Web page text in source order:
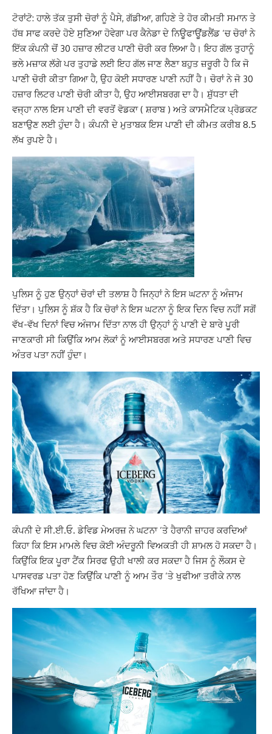
ਟੋਰਾਂਟੋ: ਹਾਲੇ ਤੱਕ ਤੁਸੀ ਚੋਰਾਂ ਨੂੰ ਪੈਸੇ, ਗੱਡੀਆ, ਗਹਿਣੇ ਤੇ ਹੋਰ ਕੀਮਤੀ ਸਮਾਨ ਤੇ
ਹੱਥ ਸਾਫ ਕਰਦੇ ਹੋਏ ਸੁਣਿਆ ਹੋਵੇਗਾ ਪਰ ਕੈਨੇਡਾ ਦੇ ਨਿਊਫਾਊਂਡਲੈਂਡ ‘ਚ ਚੋਰਾਂ ਨੇ
ਇੱਕ ਕੰਪਨੀ ਚੋਂ 30 ਹਜ਼ਾਰ ਲੀਟਰ ਪਾਣੀ ਚੋਰੀ ਕਰ ਲਿਆ ਹੈ। ਇਹ ਗੱਲ ਤੁਹਾਨੂੰ
ਭਲੇ ਮਜ਼ਾਕ ਲੱਗੇ ਪਰ ਤੁਹਾਡੇ ਲਈ ਇਹ ਗੱਲ ਜਾਣ ਲੈਣਾ ਬਹੁਤ ਜ਼ਰੂਰੀ ਹੈ ਕਿ ਜੋ
ਪਾਣੀ ਚੋਰੀ ਕੀਤਾ ਗਿਆ ਹੈ, ਉਹ ਕੋਈ ਸਧਾਰਣ ਪਾਣੀ ਨਹੀਂ ਹੈ। ਚੋਰਾਂ ਨੇ ਜੋ 30
ਹਜ਼ਾਰ ਲਿਟਰ ਪਾਣੀ ਚੋਰੀ ਕੀਤਾ ਹੈ, ਉਹ ਆਈਸਬਰਗ ਦਾ ਹੈ। ਸ਼ੁੱਧਤਾ ਦੀ
ਵਜ੍ਹਾ ਨਾਲ ਇਸ ਪਾਣੀ ਦੀ ਵਰਤੋਂ ਵੋਡਕਾ ( ਸ਼ਰਾਬ ) ਅਤੇ ਕਾਸ‍ਮੈਟਿਕ ਪ੍ਰੋਡਕ‍ਟ
ਬਣਾਉਣ ਲਈ ਹੁੰਦਾ ਹੈ। ਕੰਪਨੀ ਦੇ ਮੁਤਾਬਕ ਇਸ ਪਾਣੀ ਦੀ ਕੀਮਤ ਕਰੀਬ 8.5
ਲੱਖ ਰੁਪਏ ਹੈ।
ਪੁਲਿਸ ਨੂੰ ਹੁਣ ਉਨ੍ਹਾਂ ਚੋਰਾਂ ਦੀ ਤਲਾਸ਼ ਹੈ ਜਿਨ੍ਹਾਂ ਨੇ ਇਸ ਘਟਨਾ ਨੂੰ ਅੰਜਾਮ
ਦਿੱਤਾ। ਪੁਲਿਸ ਨੂੰ ਸ਼ੱਕ ਹੈ ਕਿ ਚੋਰਾਂ ਨੇ ਇਸ ਘਟਨਾ ਨੂੰ ਇਕ ਦਿਨ ਵਿਚ ਨਹੀਂ ਸਗੋਂ
ਵੱਖ-ਵੱਖ ਦਿਨਾਂ ਵਿਚ ਅੰਜਾਮ ਦਿੱਤਾ ਨਾਲ ਹੀ ਉਨ੍ਹਾਂ ਨੂੰ ਪਾਣੀ ਦੇ ਬਾਰੇ ਪੂਰੀ
ਜਾਣਕਾਰੀ ਸੀ ਕਿਉਂਕਿ ਆਮ ਲੋਕਾਂ ਨੂੰ ਆਈਸਬਰਗ ਅਤੇ ਸਧਾਰਣ ਪਾਣੀ ਵਿਚ
ਅੰਤਰ ਪਤਾ ਨਹੀਂ ਹੁੰਦਾ।
ਕੰਪਨੀ ਦੇ ਸੀ.ਈ.ਓ. ਡੇਵਿਡ ਮੇਅਰਜ਼ ਨੇ ਘਟਨਾ ‘ਤੇ ਹੈਰਾਨੀ ਜ਼ਾਹਰ ਕਰਦਿਆਂ
ਕਿਹਾ ਕਿ ਇਸ ਮਾਮਲੇ ਵਿਚ ਕੋਈ ਅੰਦਰੂਨੀ ਵਿਅਕਤੀ ਹੀ ਸ਼ਾਮਲ ਹੋ ਸਕਦਾ ਹੈ।
ਕਿਉਂਕਿ ਇਕ ਪੂਰਾ ਟੈਂਕ ਸਿਰਫ ਉਹੀ ਖਾਲੀ ਕਰ ਸਕਦਾ ਹੈ ਜਿਸ ਨੂੰ ਲੌਕਸ ਦੇ
ਪਾਸਵਰਡ ਪਤਾ ਹੋਣ ਕਿਉਂਕਿ ਪਾਣੀ ਨੂੰ ਆਮ ਤੌਰ ‘ਤੇ ਖੁਫੀਆ ਤਰੀਕੇ ਨਾਲ
ਰੱਖਿਆ ਜਾਂਦਾ ਹੈ।